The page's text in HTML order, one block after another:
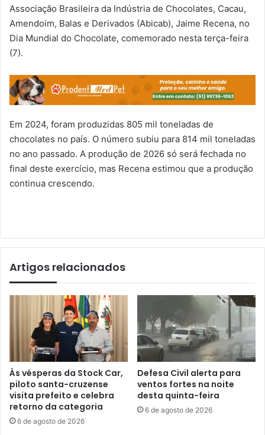
Associação Brasileira da Indústria de Chocolates, Cacau,
Amendoim, Balas e Derivados (Abicab), Jaime Recena, no
Dia Mundial do Chocolate, comemorado nesta terça-feira
(7).
Em 2024, foram produzidas 805 mil toneladas de
chocolates no país. O número subiu para 814 mil toneladas
no ano passado. A produção de 2026 só será fechada no
final deste exercício, mas Recena estimou que a produção
continua crescendo.
Artigos relacionados
Às vésperas da Stock Car,
piloto santa-cruzense
visita prefeito e celebra
retorno da categoria
6 de agosto de 2026
Defesa Civil alerta para
ventos fortes na noite
desta quinta-feira
6 de agosto de 2026